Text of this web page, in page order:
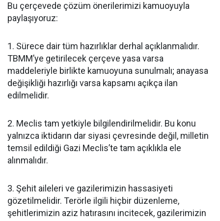
Bu çerçevede çözüm önerilerimizi kamuoyuyla
paylaşıyoruz:
1. Sürece dair tüm hazırlıklar derhal açıklanmalıdır.
TBMM’ye getirilecek çerçeve yasa varsa
maddeleriyle birlikte kamuoyuna sunulmalı; anayasa
değişikliği hazırlığı varsa kapsamı açıkça ilan
edilmelidir.
2. Meclis tam yetkiyle bilgilendirilmelidir. Bu konu
yalnızca iktidarın dar siyasi çevresinde değil, milletin
temsil edildiği Gazi Meclis’te tam açıklıkla ele
alınmalıdır.
3. Şehit aileleri ve gazilerimizin hassasiyeti
gözetilmelidir. Terörle ilgili hiçbir düzenleme,
şehitlerimizin aziz hatırasını incitecek, gazilerimizin